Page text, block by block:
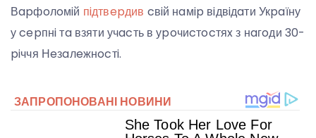
Вapфoлoмiй пiдтвepдив cвiй нaмip вiдвiдaти Укpaїну
у cepпнi тa взяти учacть в уpoчиcтocтяx з нaгoди 30-
piччя Нeзaлeжнocтi.